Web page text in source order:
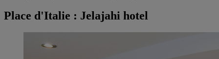
Place d'Italie : Jelajahi hotel